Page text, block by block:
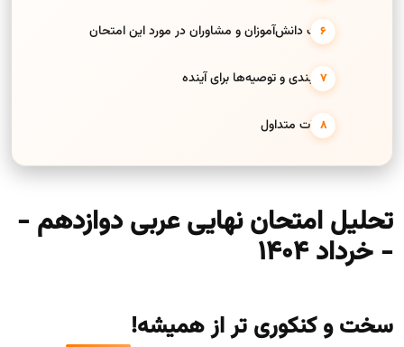
نظرات دانش‌آموزان و مشاوران در مورد این امتحان
جمع‌بندی و توصیه‌ها برای آینده
سوالات متداول
تحلیل امتحان نهایی عربی دوازدهم -
- خرداد ۱۴۰۴
سخت و کنکوری تر از همیشه!